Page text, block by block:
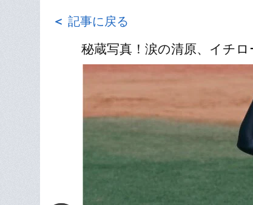
＜ 記事に戻る
秘蔵写真！涙の清原、イチ